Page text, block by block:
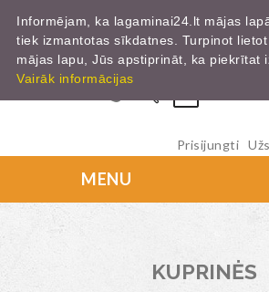
Prisijungti
KUPRINĖS
Informējam, ka lagaminai24.lt mājas
tiek izmantotas sīkdatnes. Turpinot lietot
mājas lapu, Jūs apstiprināt, ka piekrītat
Vairāk informācijas